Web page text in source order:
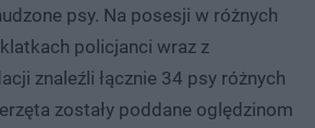
psy. Na posesji w różnych
policjanci wraz z
znaleźli łącznie 34 psy różnych
zostały poddane oględzinom